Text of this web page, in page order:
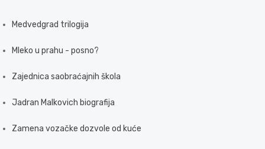
Medvedgrad trilogija
Mleko u prahu - posno?
Zajednica saobraćajnih škola
Jadran Malkovich biografija
Zamena vozačke dozvole od kuće